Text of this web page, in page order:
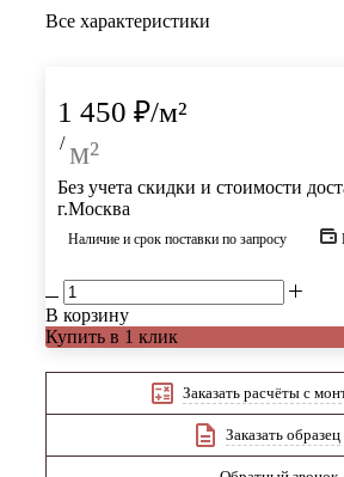
Все характеристики
1 450 ₽/м²
/ м²
Без учета скидки и стоимости
г.Москва
Наличие и срок поставки по запросу
В корзину
Купить в 1 клик
Заказать расчёты с
Заказать образец